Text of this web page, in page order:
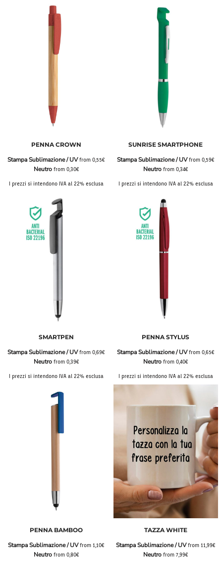
PENNA CROWN
Stampa Sublimazione / UVfrom0,55€
Neutrofrom 0,30€
I prezzi si intendono IVA al 22% esclusa
SUNRISE SMARTPHONE
Stampa Sublimazione / UVfrom 0,59€
Neutrofrom 0,34€
I prezzi si intendono IVA al 22% esclusa
SMARTPEN
Stampa Sublimazione / UV from0,69€
Neutrofrom 0,39€
I prezzi si intendono IVA al 22% esclusa
PENNA STYLUS
Stampa Sublimazione / UVfrom 0,65€
Neutrofrom 0,40€
I prezzi si intendono IVA al 22% esclusa
PENNA BAMBOO
Stampa Sublimazione / UVfrom1,10€
Neutrofrom 0,80€
TAZZA WHITE
Stampa Sublimazione / UVfrom 11,99€
Neutrofrom 7,99€